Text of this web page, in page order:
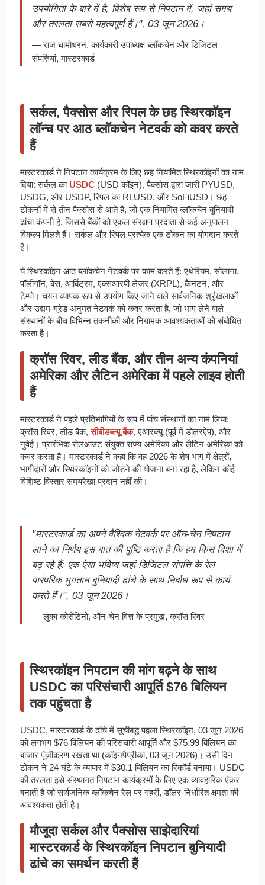
उपयोगिता के बारे में है, विशेष रूप से निपटान में, जहां समय
और तरलता सबसे महत्वपूर्ण हैं।", 03 जून 2026।
— राज धामोधरन, कार्यकारी उपाध्यक्ष ब्लॉकचेन और डिजिटल
संपत्तियां, मास्टरकार्ड
सर्कल, पैक्सोस और रिपल के छह स्थिरकॉइन
लॉन्च पर आठ ब्लॉकचेन नेटवर्क को कवर करते
हैं
मास्टरकार्ड ने निपटान कार्यक्रम के लिए छह नियामित स्थिरकॉइनों का नाम
दिया: सर्कल का USDC (USD कॉइन), पैक्सोस द्वारा जारी PYUSD,
USDG, और USDP, रिपल का RLUSD, और SoFiUSD। छह
टोकनों में से तीन पैक्सोस से आते हैं, जो एक नियामित ब्लॉकचेन बुनियादी
ढांचा कंपनी है, जिससे बैंकों को एकल संरक्षण प्रदाता से कई अनुपालन
विकल्प मिलते हैं। सर्कल और रिपल प्रत्येक एक टोकन का योगदान करते
हैं।
ये स्थिरकॉइन आठ ब्लॉकचेन नेटवर्क पर काम करते हैं: एथेरियम, सोलाना,
पॉलीगॉन, बेस, आर्बिट्रम, एक्सआरपी लेजर (XRPL), कैनटन, और
टेम्पो। चयन व्यापक रूप से उपयोग किए जाने वाले सार्वजनिक श्रृंखलाओं
और उद्यम-ग्रेड अनुमत नेटवर्क को कवर करता है, जो भाग लेने वाले
संस्थानों के बीच विभिन्न तकनीकी और नियामक आवश्यकताओं को संबोधित
करता है।
क्रॉस रिवर, लीड बैंक, और तीन अन्य कंपनियां
अमेरिका और लैटिन अमेरिका में पहले लाइव होती
हैं
मास्टरकार्ड ने पहले प्रतिभागियों के रूप में पांच संस्थानों का नाम लिया:
क्रॉस रिवर, लीड बैंक,सीबीडब्ल्यू बैंक, एआरक्यू (पूर्व में डोलरऐप), और
नुवेई। प्रारंभिक रोलआउट संयुक्त राज्य अमेरिका और लैटिन अमेरिका को
कवर करता है। मास्टरकार्ड ने कहा कि वह 2026 के शेष भाग में क्षेत्रों,
भागीदारों और स्थिरकॉइनों को जोड़ने की योजना बना रहा है, लेकिन कोई
विशिष्ट विस्तार समयरेखा प्रदान नहीं की।
"मास्टरकार्ड का अपने वैश्विक नेटवर्क पर ऑन-चेन निपटान
लाने का निर्णय इस बात की पुष्टि करता है कि हम किस दिशा में
बढ़ रहे हैं: एक ऐसा भविष्य जहां डिजिटल संपत्ति के रेल
पारंपरिक भुगतान बुनियादी ढांचे के साथ निर्बाध रूप से कार्य
करते हैं।", 03 जून 2026।
— लुका कोसेंटिनो, ऑन-चेन वित्त के प्रमुख, क्रॉस रिवर
स्थिरकॉइन निपटान की मांग बढ़ने के साथ
USDC का परिसंचारी आपूर्ति $76 बिलियन
तक पहुंचता है
USDC, मास्टरकार्ड के ढांचे में सूचीबद्ध पहला स्थिरकॉइन, 03 जून 2026
को लगभग $76 बिलियन की परिसंचारी आपूर्ति और $75.99 बिलियन का
बाजार पूंजीकरण रखता था (कॉइनपैप्रीका, 03 जून 2026)। उसी दिन
टोकन ने 24 घंटे के व्यापार में $30.1 बिलियन का रिकॉर्ड बनाया। USDC
की तरलता इसे संस्थागत निपटान कार्यक्रमों के लिए एक व्यावहारिक एंकर
बनाती है जो सार्वजनिक ब्लॉकचेन रेल पर गहरी, डॉलर-निर्धारित क्षमता की
आवश्यकता होती है।
मौजूदा सर्कल और पैक्सोस साझेदारियां
मास्टरकार्ड के स्थिरकॉइन निपटान बुनियादी
ढांचे का समर्थन करती हैं